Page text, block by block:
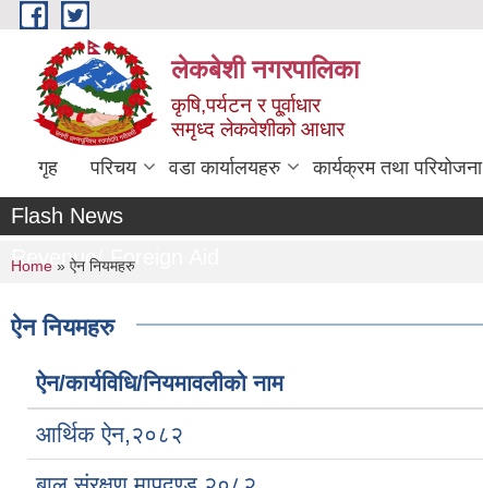
Skip to main content
लेकबेशी नगरपालिका
कृषि,पर्यटन र पू्र्वाधार
समृध्द लेकवेशीको आधार
गृह परिचय वडा कार्यालयहरु कार्यक्रम तथा परियोजना
Flash News
Revenue/ Foreign Aid
You are here
Home » ऐन नियमहरु
ऐन नियमहरु
ऐन/कार्यविधि/नियमावलीको नाम
आर्थिक ऐन,२०८२